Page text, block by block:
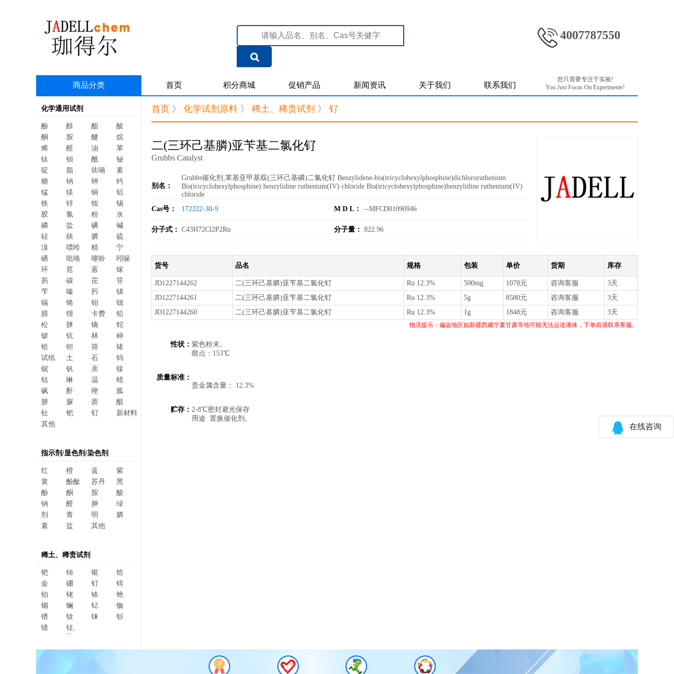
4007787550
商品分类 首页 积分商城 促销产品 新闻资讯 关于我们 联系我们
您只需要专注于实验!
You Just Focus On Experiments!
化学通用试剂
酚 醇 酯
酸
酮
胺 醚
烷
烯
醛 油
苯
钛
钡 酰
铋
啶
脂 呋喃
素
糖
钠 钾
钙
锰
镁 铜
铝
铁
锌 铵
锡
胶
氯 粉
水
磷
盐 碘
碱
硅
炔 膦
硫
溴
嘌呤 精
宁
硒
吡咯 噻吩
吲哚
环
苊 蒽
镓
芴
碳 芘
苷
苄
嗪 肟
锑
镉
铬 钼
锶
腈
锂 卡费
铅
松
脒 镝
铊
铍
钪 林
砷
铪
钽 筛
锗
试纸
土 石
钨
铌
钒 汞
镍
钴
啉 温
蜡
砜
酐 唑
胍
肼
脲 萘
醌
钍
钯 钌
新材料
其他
指示剂/显色剂/染色剂
红 橙 蓝
紫
黄
酚酞 苏丹
黑
酚
酮 胺
酸
钠
醛 胂
绿
剂
青 明
膦
素
盐 其他
稀土、稀贵试剂
钯 铈 银
锆
金
硼 钌
铒
铂
铑 铱
铯
铟
镧 钇
铷
镨
钕 铼
钐
镱
铥、
钆、
首页 》 化学试剂原料 》 稀土、稀贵试剂 》 钌
二(三环己基膦)亚苄基二氯化钌
Grubbs Catalyst
别名：
Grubbs催化剂,苯基亚甲基双(三环己基磷)二氯化钌 Benzylidene-bis(tricyclohexylphosphine)dichlororuthenium
Bis(tricyclohexylphosphine) benzylidine ruthenium(IV) chloride Bis(tricyclohexylphosphine)benzylidine ruthenium(IV)
chloride
Cas号：
172222-30-9 M D L： --MFCD01090946
分子式： C43H72Cl2P2Ru 分子量： 822.96
货号 品名 规格 包装 单价 货期 库存
JD1227144262 二(三环己基膦)亚苄基二氯化钌 Ru 12.3% 500mg 1078元 咨询客服
3天
JD1227144261
二(三环己基膦)亚苄基二氯化钌 Ru 12.3% 5g 8580元 咨询客服
3天
JD1227144260
二(三环己基膦)亚苄基二氯化钌 Ru 12.3% 1g 1848元 咨询客服 3天
物流提示：偏远地区如新疆西藏宁夏甘肃等地可能无法运送液体，下单前请联系客服。
性状： 紫色粉末。
熔点：153℃
质量标准：
贵金属含量： 12.3%
贮存： 2-8℃密封避光保存
用途 置换催化剂。